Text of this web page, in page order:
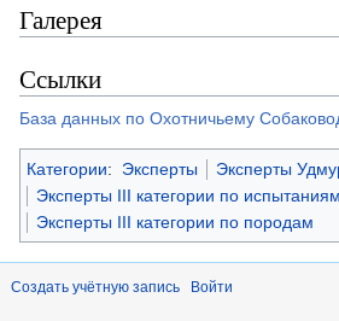
Галерея
Ссылки
База данных по Охотничьему
Категории: Эксперты
Эксперты
Эксперты III категории по испытаниям
Эксперты III категории по породам
Создать учётную запись Войти